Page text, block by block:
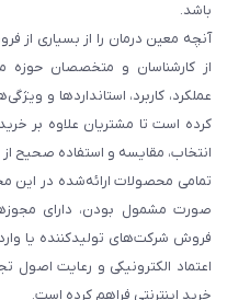
باشد.
آنچه معین درمان را از بسیاری از
از کارشناسان و متخصصان
عملکرد، کاربرد، استانداردها و
کرده است تا مشتریان علاوه بر
انتخاب، مقایسه و استفاده صحیح
تمامی محصولات ارائه‌شده در این
صورت مشمول بودن، دارای
فروش شرکت‌های تولیدکننده یا
اعتماد الکترونیکی و رعایت اصول
خرید اینترنتی فراهم کرده است.